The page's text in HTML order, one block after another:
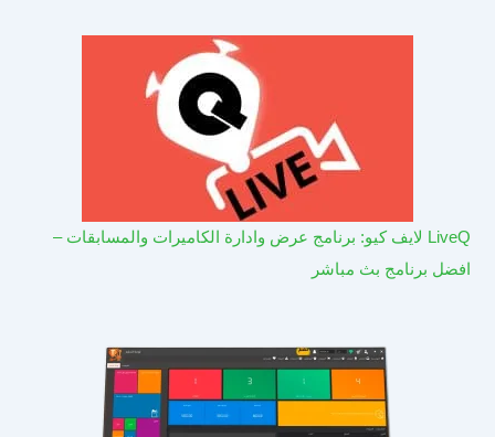
LiveQ لايف كيو: برنامج عرض وادارة الكاميرات والمسابقات –
افضل برنامج بث مباشر